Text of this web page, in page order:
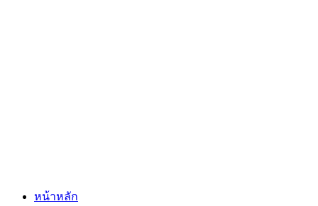
หน้าหลัก